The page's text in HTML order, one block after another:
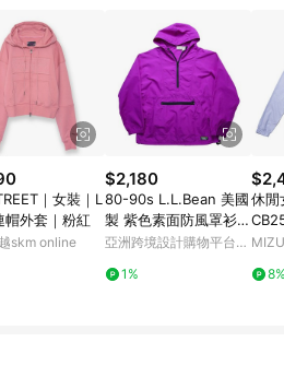
商品，禮物卡，開館保證金，補
9. LINE 購物站上之商品規格、
品資訊頁及購物車不符，以
標示為準。 10. 點數紅包使用規
11. 若於 LINE 購物前往 Pinkoi
並完成訂單，不符合導購資格；承
需透過 LINE 購物前往 Pinkoi 頁
｜女裝｜L
帽外套｜粉紅
skm online
$2,180
80-90s L.L.Bean 美國
製 紫色素面防風罩衫
尼龍罩衫
亞洲跨境設計購物平台
1%
休閒